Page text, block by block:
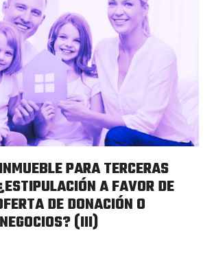
PARA TERCERAS
A FAVOR DE
DE DONACIÓN O
(III)